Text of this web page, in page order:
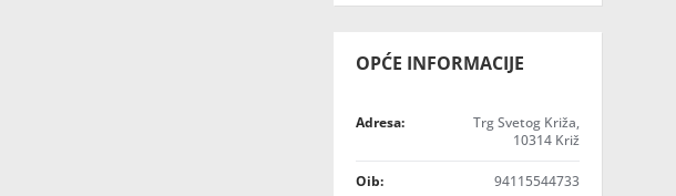
OPĆE INFORMACIJE
Adresa:
Trg Svetog Križa,
10314 Križ
Oib: 94115544733